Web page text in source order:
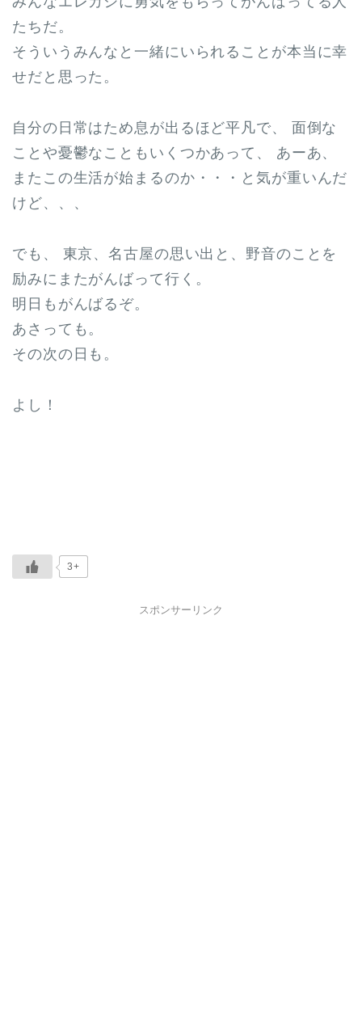
たちだ。
そういうみんなと一緒にいられることが本当に幸
せだと思った。
自分の日常はため息が出るほど平凡で、 面倒な
ことや憂鬱なこともいくつかあって、 あーあ、
またこの生活が始まるのか・・・と気が重いんだ
けど、、、
でも、 東京、名古屋の思い出と、野音のことを
励みにまたがんばって行く。
明日もがんばるぞ。
あさっても。
その次の日も。
よし！
3+
スポンサーリンク